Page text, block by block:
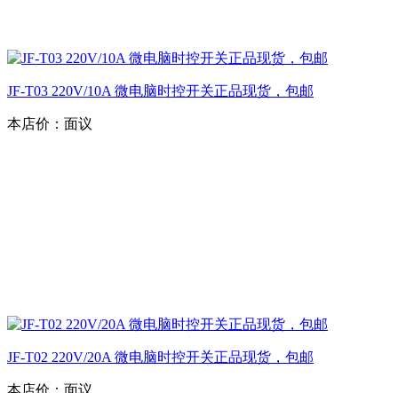
JF-T03 220V/10A 微电脑时控开关正品现货，包邮
本店价： 面议
JF-T02 220V/20A 微电脑时控开关正品现货，包邮